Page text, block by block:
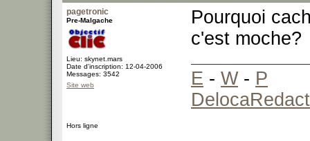
pagetronic
Pre-Malgache
Lieu: skynet.mars
Date d'inscription: 12-04-2006
Messages: 3542
Site web
Pourquoi
c'est moche?
E - W- P
Hors ligne